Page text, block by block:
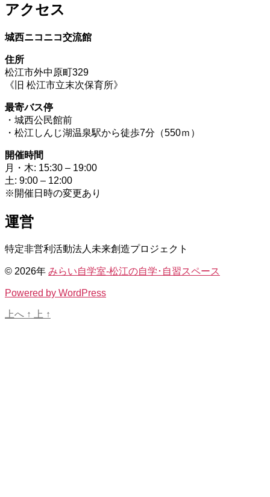
アクセス
城西ニコニコ交流館
住所
松江市外中原町329
《旧 松江市立末次保育所》
最寄バス停
・城西公民館前
・松江しんじ湖温泉駅から徒歩7分（550ｍ）
開催時間
月・木: 15:30 – 19:00
土: 9:00 – 12:00
※開催日時の変更あり
運営
特定非営利活動法人未来創造プロジェクト
© 2026年 みらい自学室-松江の自学･自習スペース
Powered by WordPress
上へ ↑ 上 ↑